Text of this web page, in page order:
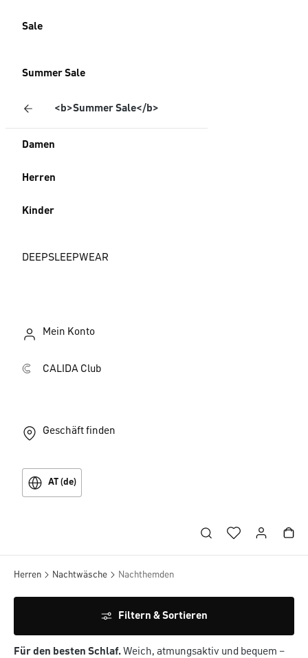
Sale
Summer Sale
<b>Summer Sale</b>
Damen
Herren
Kinder
DEEPSLEEPWEAR
Mein Konto
CALIDA Club
Geschäft finden
AT (de)
Herren Nachtwäsche Nachthemden
Filtern & Sortieren
Für den besten Schlaf. Weich, atmungsaktiv und bequem –